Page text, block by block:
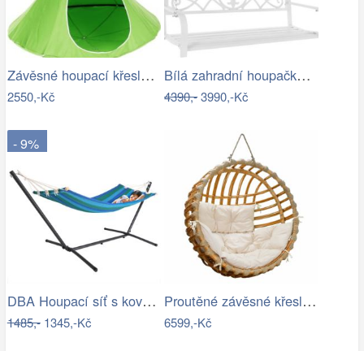
Závěsné houpací křeslo Kids zelená
2550,-Kč
Bílá zahradní houpačka Ameli
4390,-3990,-Kč
- 9%
DBA Houpací síť s kovovým rámem 200 x…
1485,-1345,-Kč
Proutěné závěsné křeslo Elis, přírodní…
6599,-Kč